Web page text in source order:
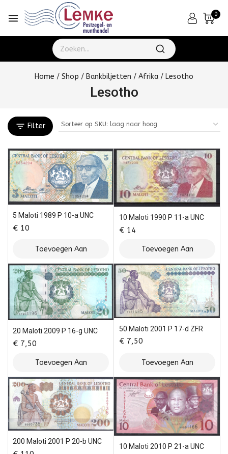
0
Home / Shop / Bankbiljetten / Afrika / Lesotho
Lesotho
Filter
5 Maloti 1989 P 10-a UNC
€ 10
Toevoegen Aan
Winkelwagen
10 Maloti 1990 P 11-a UNC
€ 14
Toevoegen Aan
Winkelwagen
20 Maloti 2009 P 16-g UNC
€ 7,50
Toevoegen Aan
Winkelwagen
50 Maloti 2001 P 17-d ZFR
€ 7,50
Toevoegen Aan
Winkelwagen
200 Maloti 2001 P 20-b UNC
10 Maloti 2010 P 21-a UNC